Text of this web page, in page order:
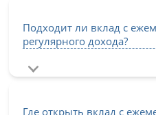
Подходит ли вклад с
регулярного дохода?
Где открыть вклад с